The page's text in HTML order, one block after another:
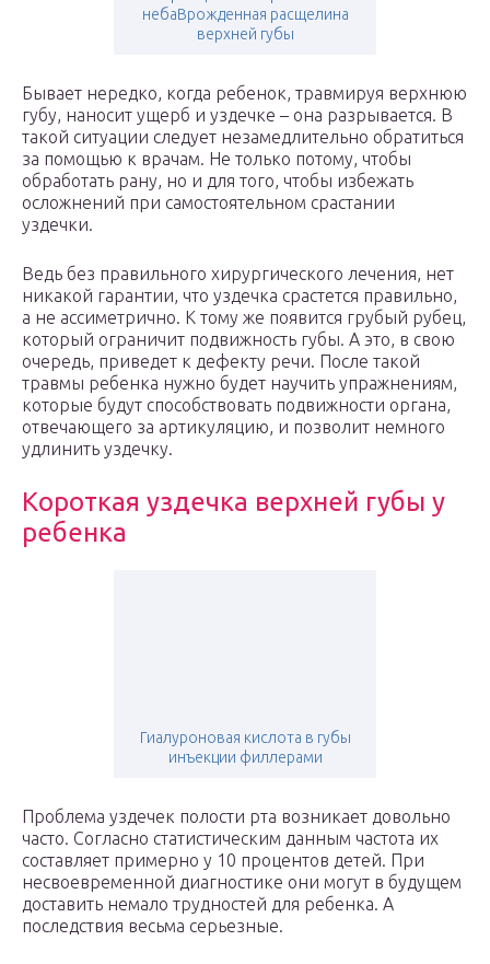
небаВрожденная расщелина
верхней губы
Бывает нередко, когда ребенок, травмируя верхнюю
губу, наносит ущерб и уздечке – она разрывается. В
такой ситуации следует незамедлительно обратиться
за помощью к врачам. Не только потому, чтобы
обработать рану, но и для того, чтобы избежать
осложнений при самостоятельном срастании
уздечки.
Ведь без правильного хирургического лечения, нет
никакой гарантии, что уздечка срастется правильно,
а не ассиметрично. К тому же появится грубый рубец,
который ограничит подвижность губы. А это, в свою
очередь, приведет к дефекту речи. После такой
травмы ребенка нужно будет научить упражнениям,
которые будут способствовать подвижности органа,
отвечающего за артикуляцию, и позволит немного
удлинить уздечку.
Короткая уздечка верхней губы у
ребенка
Гиалуроновая кислота в губы
инъекции филлерами
Проблема уздечек полости рта возникает довольно
часто. Согласно статистическим данным частота их
составляет примерно у 10 процентов детей. При
несвоевременной диагностике они могут в будущем
доставить немало трудностей для ребенка. А
последствия весьма серьезные.